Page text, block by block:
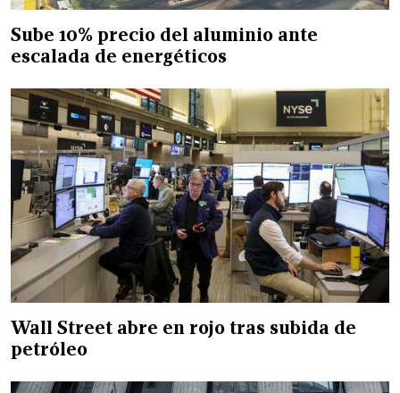
Sube 10% precio del aluminio ante
escalada de energéticos
Wall Street abre en rojo tras subida de
petróleo